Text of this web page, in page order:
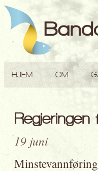
HJEM OM
Regjeringen
19 juni